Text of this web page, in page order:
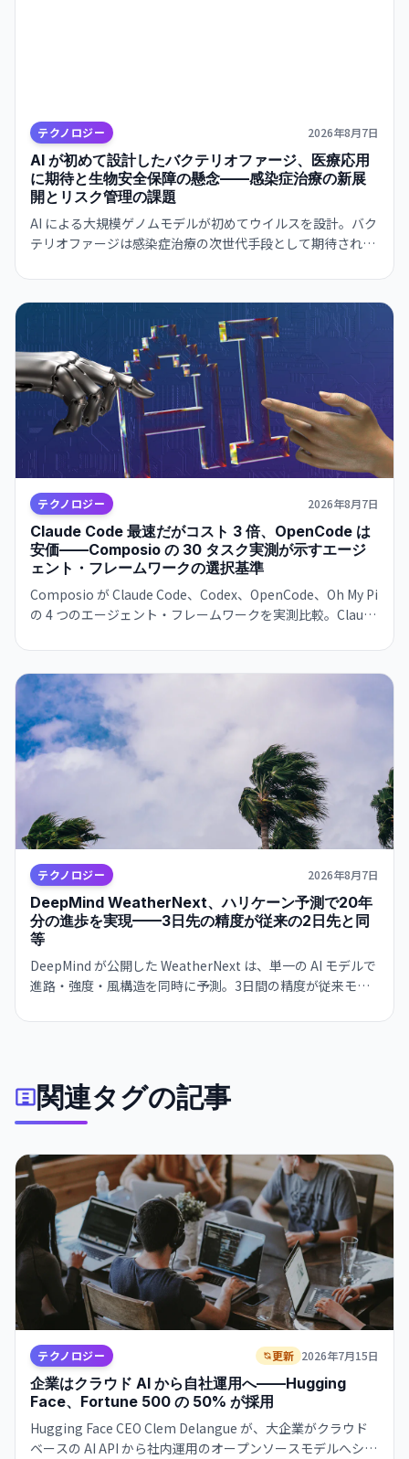
テクノロジー 2026年8月7日
AI が初めて設計したバクテリオファージ、医療応用
に期待と生物安全保障の懸念——感染症治療の新展
開とリスク管理の課題
AI による大規模ゲノムモデルが初めてウイルスを設計。バク
テリオファージは感染症治療の次世代手段として期待される
上の重大な転換点を意味する。
テクノロジー 2026年8月7日
Claude Code 最速だがコスト 3 倍、OpenCode は
安価——Composio の 30 タスク実測が示すエージ
ェント・フレームワークの選択基準
Composio が Claude Code、Codex、OpenCode、Oh My Pi
の 4 つのエージェント・フレームワークを実測比較。Claude
OpenCode は $0.073 で 2.7 倍安いが遅い。成功率は接近。
速度か価格か、用途で選別が必須。
テクノロジー 2026年8月7日
DeepMind WeatherNext、ハリケーン予測で20年
分の進歩を実現——3日先の精度が従来の2日先と同
等
DeepMind が公開した WeatherNext は、単一の AI モデルで
進路・強度・風構造を同時に予測。3日間の精度が従来モデ
する精度向上を達成した。GitHub でオープンソース化。
関連タグの記事
テクノロジー 更新 2026年7月15日
企業はクラウド AI から自社運用へ——Hugging
Face、Fortune 500 の 50% が採用
Hugging Face CEO Clem Delangue が、大企業がクラウド
ベースの AI API から社内運用のオープンソースモデルへシフ